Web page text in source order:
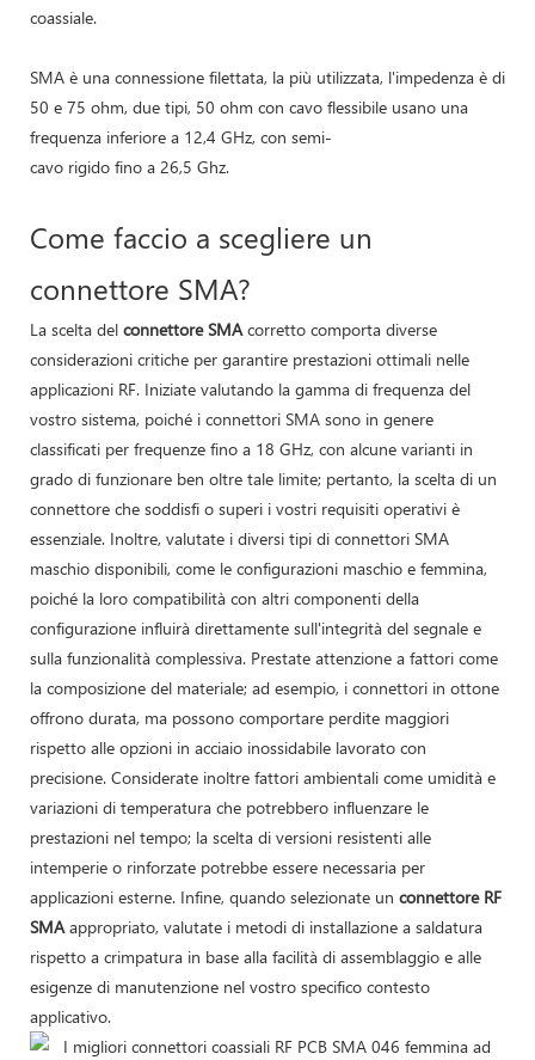
coassiale.
SMA è una connessione filettata, la più utilizzata, l'impedenza è di
50 e 75 ohm, due tipi, 50 ohm con cavo flessibile usano una
frequenza inferiore a 12,4 GHz, con semi-
cavo rigido fino a 26,5 Ghz.
Come faccio a scegliere un
connettore SMA?
La scelta del connettore SMAcorretto comporta diverse
considerazioni critiche per garantire prestazioni ottimali nelle
applicazioni RF. Iniziate valutando la gamma di frequenza del
vostro sistema, poiché i connettori SMA sono in genere
classificati per frequenze fino a 18 GHz, con alcune varianti in
grado di funzionare ben oltre tale limite; pertanto, la scelta di un
connettore che soddisfi o superi i vostri requisiti operativi è
essenziale. Inoltre, valutate i diversi tipi di connettori SMA
maschio disponibili, come le configurazioni maschio e femmina,
poiché la loro compatibilità con altri componenti della
configurazione influirà direttamente sull'integrità del segnale e
sulla funzionalità complessiva. Prestate attenzione a fattori come
la composizione del materiale; ad esempio, i connettori in ottone
offrono durata, ma possono comportare perdite maggiori
rispetto alle opzioni in acciaio inossidabile lavorato con
precisione. Considerate inoltre fattori ambientali come umidità e
variazioni di temperatura che potrebbero influenzare le
prestazioni nel tempo; la scelta di versioni resistenti alle
intemperie o rinforzate potrebbe essere necessaria per
applicazioni esterne. Infine, quando selezionate un connettore RF
SMAappropriato, valutate i metodi di installazione a saldatura
rispetto a crimpatura in base alla facilità di assemblaggio e alle
esigenze di manutenzione nel vostro specifico contesto
applicativo.